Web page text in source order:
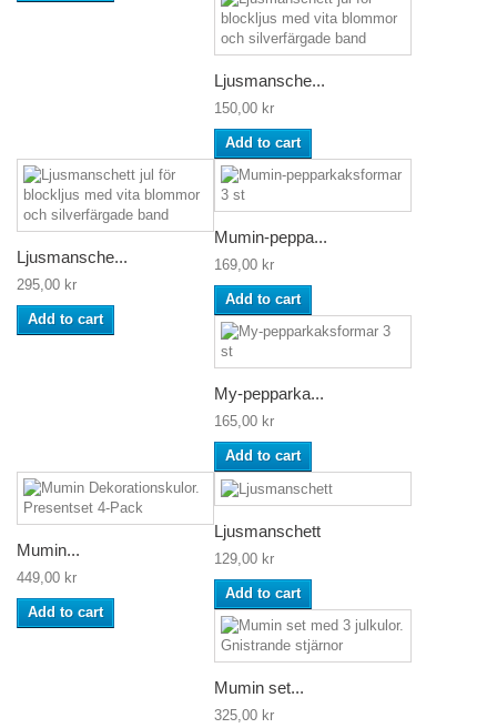
Ljusmansche...
150,00 kr
Add to cart
Ljusmansche...
295,00 kr
Add to cart
Mumin-peppa...
169,00 kr
Add to cart
My-pepparka...
165,00 kr
Add to cart
Mumin...
449,00 kr
Add to cart
Ljusmanschett
129,00 kr
Add to cart
Mumin set...
325,00 kr